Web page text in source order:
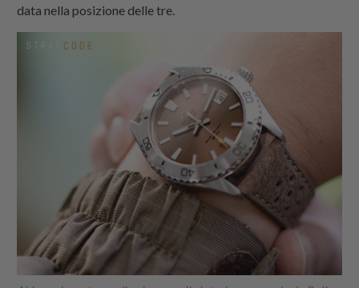
data nella posizione delle tre.